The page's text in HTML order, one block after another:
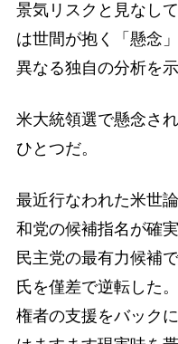
景気リスクと見なし
は世間が抱く「懸念
異なる独自の分析を示
米大統領選で懸念さ
ひとつだ。
最近行なわれた米世
和党の候補指名が確
民主党の最有力候補
氏を僅差で逆転した
権者の支援をバック